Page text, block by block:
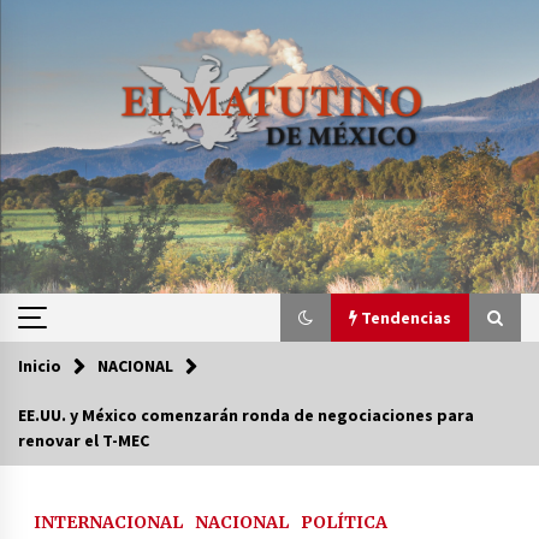
Tendencias
Tendencias
Inicio NACIONAL
EE.UU. y México comenzarán ronda de negociaciones para
renovar el T-MEC
INTERNACIONAL NACIONAL POLÍTICA